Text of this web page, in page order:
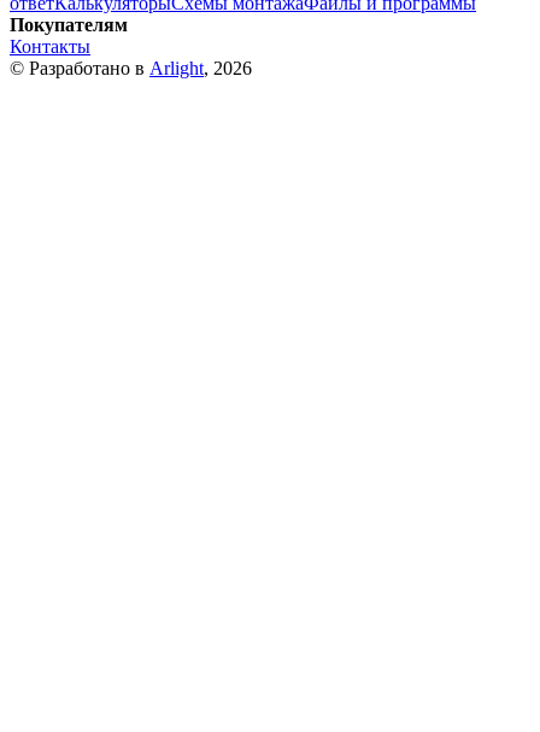
Покупателям
Контакты
© Разработано в Arlight, 2026